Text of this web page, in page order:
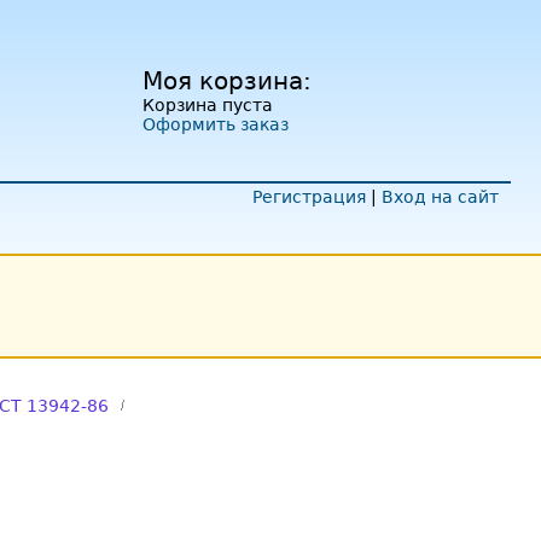
Моя корзина:
Корзина пуста
Оформить заказ
Регистрация Вход на сайт
13942-86